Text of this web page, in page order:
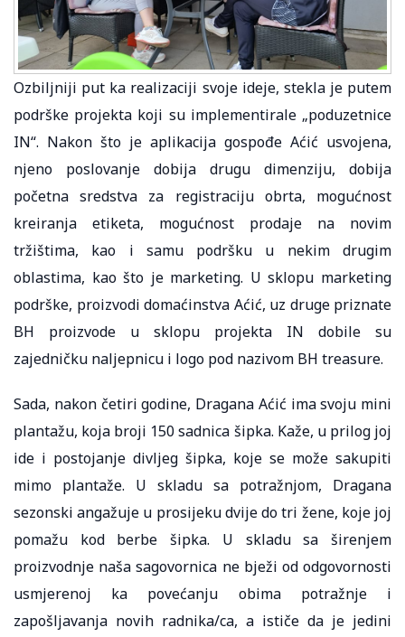
Ozbiljniji put ka realizaciji svoje ideje, stekla je putem
podrške projekta koji su implementirale „poduzetnice
IN“. Nakon što je aplikacija gospođe Aćić usvojena,
njeno poslovanje dobija drugu dimenziju, dobija
početna sredstva za registraciju obrta, mogućnost
kreiranja etiketa, mogućnost prodaje na novim
tržištima, kao i samu podršku u nekim drugim
oblastima, kao što je marketing. U sklopu marketing
podrške, proizvodi domaćinstva Aćić, uz druge priznate
BH proizvode u sklopu projekta IN dobile su
zajedničku naljepnicu i logo pod nazivom BH treasure.
Sada, nakon četiri godine, Dragana Aćić ima svoju mini
plantažu, koja broji 150 sadnica šipka. Kaže, u prilog joj
ide i postojanje divljeg šipka, koje se može sakupiti
mimo plantaže. U skladu sa potražnjom, Dragana
sezonski angažuje u prosijeku dvije do tri žene, koje joj
pomažu kod berbe šipka. U skladu sa širenjem
proizvodnje naša sagovornica ne bježi od odgovornosti
usmjerenoj ka povećanju obima potražnje i
zapošljavanja novih radnika/ca, a ističe da je jedini